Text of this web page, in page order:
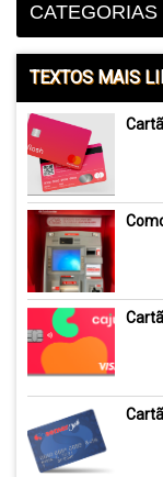
CATEGORIAS
TEXTOS MAIS